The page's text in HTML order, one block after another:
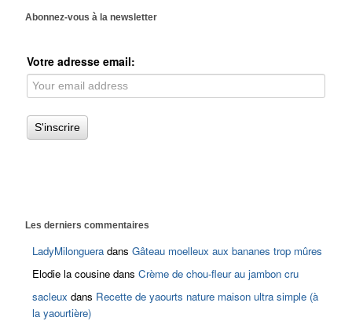
Abonnez-vous à la newsletter
Votre adresse email:
Les derniers commentaires
LadyMilonguera dansGâteau moelleux aux bananes trop mûres
Elodie la cousine dansCrème de chou-fleur au jambon cru
sacleux dans Recette de yaourts nature maison ultra simple (à
la yaourtière)